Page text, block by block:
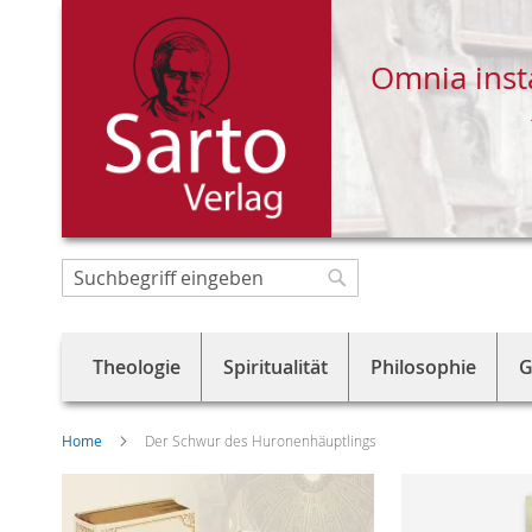
Direkt
zum
Omnia
Suche
Theologie Spiritualität Philosophie
Home Der Schwur des Huronenhäuptlings